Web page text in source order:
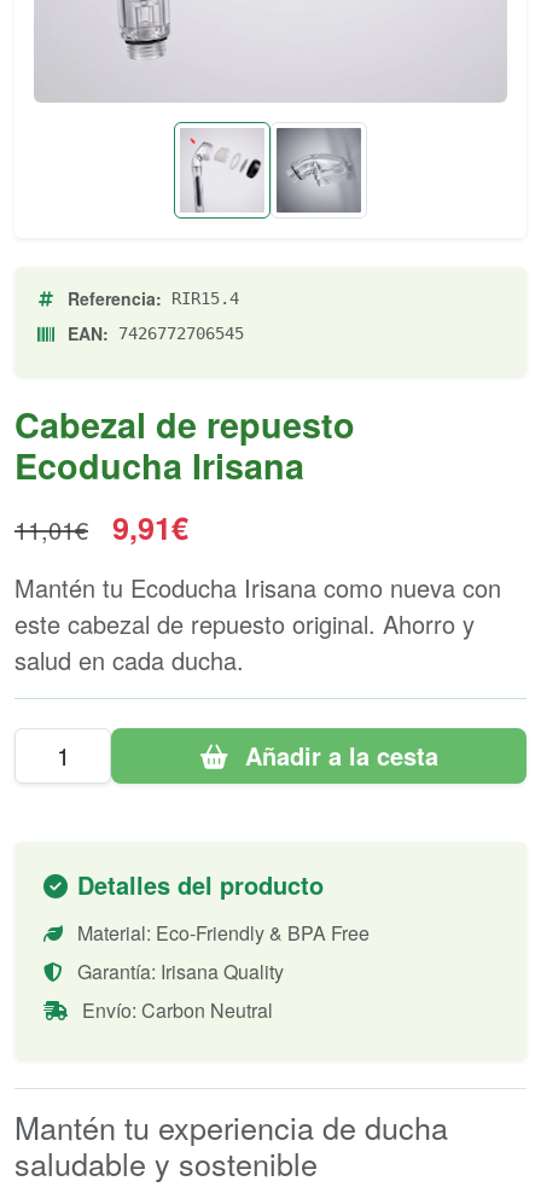
Referencia: RIR15.4
EAN: 7426772706545
Cabezal de repuesto
Ecoducha Irisana
11,01€ 9,91€
Mantén tu Ecoducha Irisana como nueva con
este cabezal de repuesto original. Ahorro y
salud en cada ducha.
Añadir a la cesta
Detalles del producto
Material: Eco-Friendly & BPA Free
Garantía: Irisana Quality
Envío: Carbon Neutral
Mantén tu experiencia de ducha
saludable y sostenible